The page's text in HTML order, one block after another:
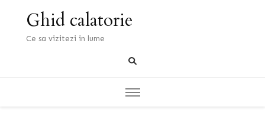
Ghid calatorie
Ce sa vizitezi in lume